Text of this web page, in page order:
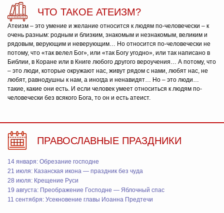
ЧТО ТАКОЕ АТЕИЗМ?
Атеизм – это умение и желание относится к людям по-человечески – к
очень разным: родным и близким, знакомым и незнакомым, великим и
рядовым, верующим и неверующим… Но относится по-человечески не
потому, что «так велел Бог», или «так Богу угодно», или так написано в
Библии, в Коране или в Книге любого другого вероучения… А потому, что
– это люди, которые окружают нас, живут рядом с нами, любят нас, не
любят, равнодушны к нам, а иногда и ненавидят… Но – это люди…
такие, какие они есть. И если человек умеет относиться к людям по-
человечески без всякого Бога, то он и есть атеист.
ПРАВОСЛАВНЫЕ ПРАЗДНИКИ
14 января: Обрезание господне
21 июля: Казанская икона — праздник без чуда
28 июля: Крещение Руси
19 августа: Преображение Господне — Яблочный спас
11 сентября: Усекновение главы Иоанна Предтечи